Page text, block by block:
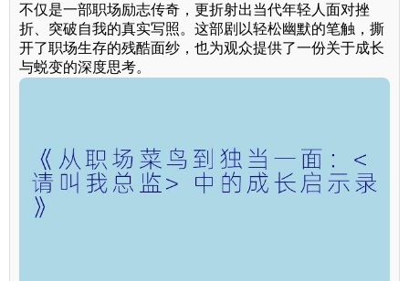
不仅是一部职场励志传奇，更折射出当代年轻人面对挫
折、突破自我的真实写照。这部剧以轻松幽默的笔触，撕
开了职场生存的残酷面纱，也为观众提供了一份关于成长
与蜕变的深度思考。